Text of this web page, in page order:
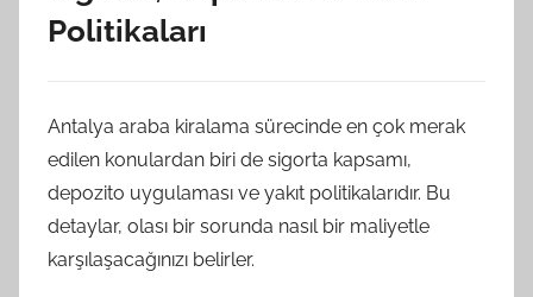
Politikaları
Antalya araba kiralama sürecinde en çok merak
edilen konulardan biri de sigorta kapsamı,
depozito uygulaması ve yakıt politikalarıdır. Bu
detaylar, olası bir sorunda nasıl bir maliyetle
karşılaşacağınızı belirler.